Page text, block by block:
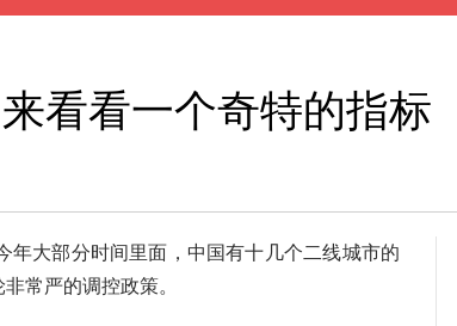
看看一个奇特的指标
年大部分时间里面，中国有十几个二线城市的
常严的调控政策。